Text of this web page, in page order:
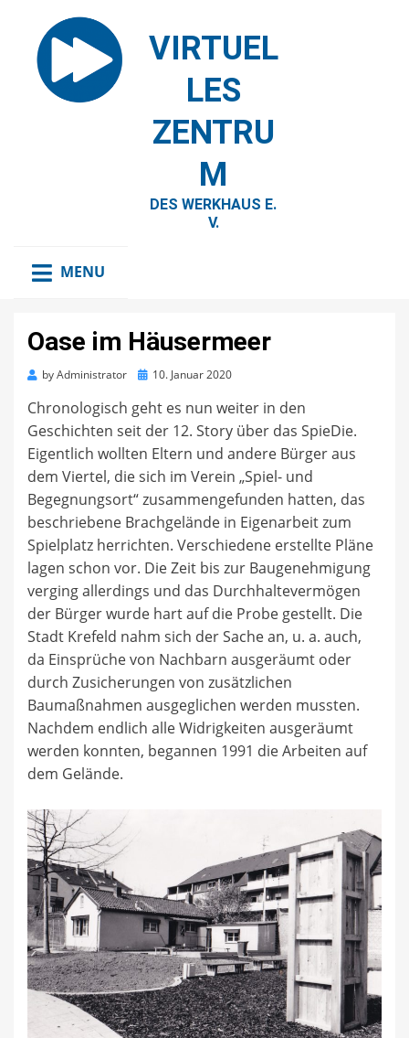
VIRTUEL
LES
ZENTRU
M
DES WERKHAUS E.
V.
MENU
Oase im Häusermeer
byAdministrator
Posted10. Januar 2020
Chronologisch geht es nun weiter in den
Geschichten seit der 12. Story über das SpieDie.
Eigentlich wollten Eltern und andere Bürger aus
dem Viertel, die sich im Verein „Spiel- und
Begegnungsort“ zusammengefunden hatten, das
beschriebene Brachgelände in Eigenarbeit zum
Spielplatz herrichten. Verschiedene erstellte Pläne
lagen schon vor. Die Zeit bis zur Baugenehmigung
verging allerdings und das Durchhaltevermögen
der Bürger wurde hart auf die Probe gestellt. Die
Stadt Krefeld nahm sich der Sache an, u. a. auch,
da Einsprüche von Nachbarn ausgeräumt oder
durch Zusicherungen von zusätzlichen
Baumaßnahmen ausgeglichen werden mussten.
Nachdem endlich alle Widrigkeiten ausgeräumt
werden konnten, begannen 1991 die Arbeiten auf
dem Gelände.